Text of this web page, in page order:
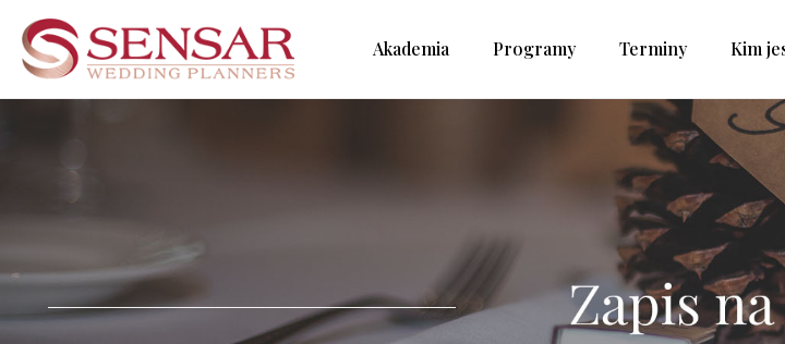
Akademia Programy Terminy Kim